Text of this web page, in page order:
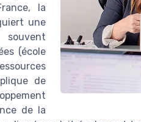
la
une
souvent
(école
de
de la